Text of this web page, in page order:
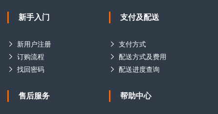
新手入门
新用户注册
订购流程
找回密码
支付及配送
支付方式
配送方式及费用
配送进度查询
售后服务 帮助中心